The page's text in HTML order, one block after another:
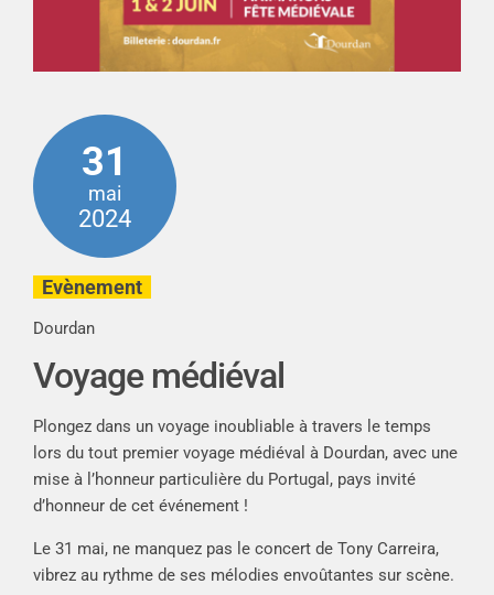
31
mai
2024
Evènement
Dourdan
Voyage médiéval
Plongez dans un voyage inoubliable à travers le temps
lors du tout premier voyage médiéval à Dourdan, avec une
mise à l’honneur particulière du Portugal, pays invité
d’honneur de cet événement !
Le 31 mai, ne manquez pas le concert de Tony Carreira,
vibrez au rythme de ses mélodies envoûtantes sur scène.